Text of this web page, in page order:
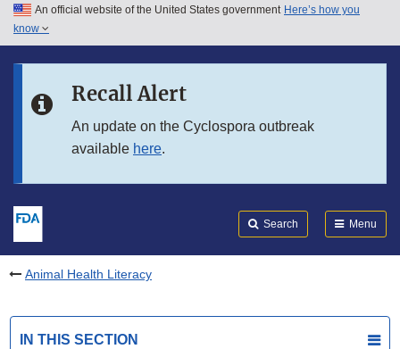
Skip to main content
Skip to in this section menu
An official website of the United States government Here’s how you
know
Recall Alert
An update on the Cyclospora outbreak
available here.
Search Menu
Animal Health Literacy
IN THIS SECTION